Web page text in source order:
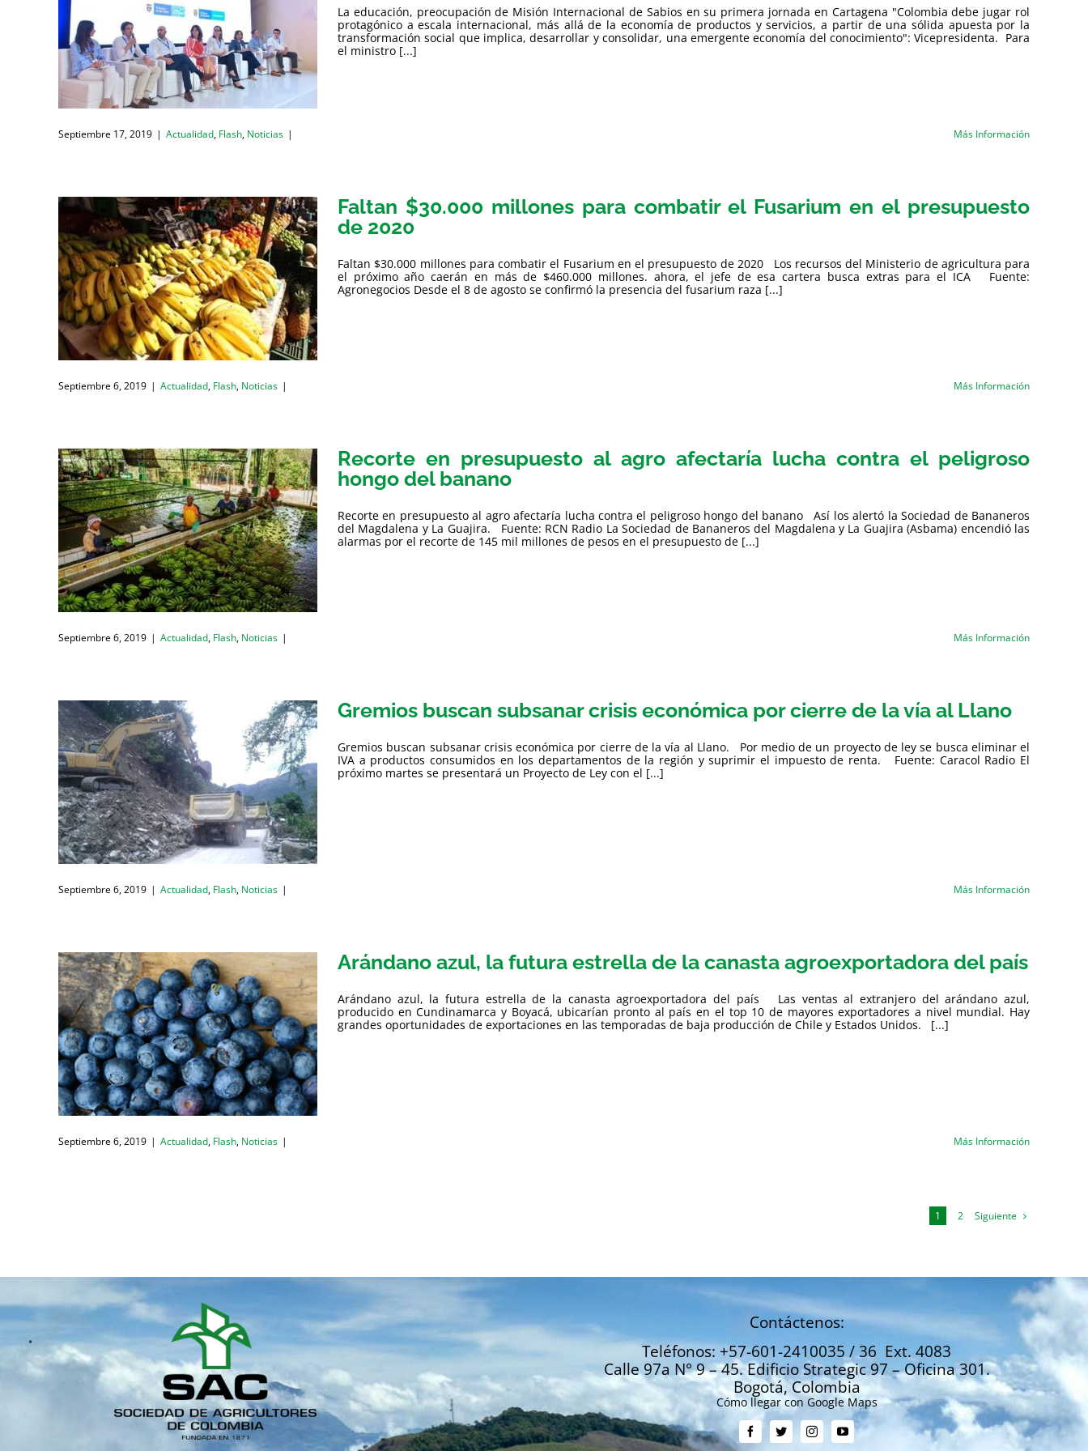
La educación, preocupación de Misión Internacional de Sabios en su primera jornada en Cartagena ​​​"Colombia debe jugar rol
protagónico a escala internacional, más allá de la economía de productos y servicios, a partir de una sólida apuesta por la
transformación social que implica, desarrollar y consolidar, una emergente economía del conocimiento": Vicepresidenta. Para
el ministro [...]
Septiembre 17, 2019 | Actualidad, Flash, Noticias | Más Información
Faltan $30.000 millones para combatir el Fusarium en el presupuesto
de 2020
Faltan $30.000 millones para combatir el Fusarium en el presupuesto de 2020 Los recursos del Ministerio de agricultura para
el próximo año caerán en más de $460.000 millones. ahora, el jefe de esa cartera busca extras para el ICA Fuente:
Agronegocios Desde el 8 de agosto se confirmó la presencia del fusarium raza [...]
Septiembre 6, 2019 | Actualidad, Flash, Noticias | Más Información
Recorte en presupuesto al agro afectaría lucha contra el peligroso
hongo del banano
Recorte en presupuesto al agro afectaría lucha contra el peligroso hongo del banano Así los alertó la Sociedad de Bananeros
del Magdalena y La Guajira. Fuente: RCN Radio La Sociedad de Bananeros del Magdalena y La Guajira (Asbama) encendió las
alarmas por el recorte de 145 mil millones de pesos en el presupuesto de [...]
Septiembre 6, 2019 | Actualidad, Flash, Noticias | Más Información
Gremios buscan subsanar crisis económica por cierre de la vía al Llano
Gremios buscan subsanar crisis económica por cierre de la vía al Llano. Por medio de un proyecto de ley se busca eliminar el
IVA a productos consumidos en los departamentos de la región y suprimir el impuesto de renta. Fuente: Caracol Radio El
próximo martes se presentará un Proyecto de Ley con el [...]
Septiembre 6, 2019 | Actualidad, Flash, Noticias | Más Información
Arándano azul, la futura estrella de la canasta agroexportadora del país
Arándano azul, la futura estrella de la canasta agroexportadora del país Las ventas al extranjero del arándano azul,
producido en Cundinamarca y Boyacá, ubicarían pronto al país en el top 10 de mayores exportadores a nivel mundial. Hay
grandes oportunidades de exportaciones en las temporadas de baja producción de Chile y Estados Unidos. [...]
Septiembre 6, 2019 | Actualidad, Flash, Noticias | Más Información
1 2 Siguiente
Contáctenos:
Teléfonos: +57-601-2410035 / 36 Ext. 4083
Calle 97a N° 9 – 45. Edificio Strategic 97 – Oficina 301.
Bogotá, Colombia
Cómo llegar con Google Maps